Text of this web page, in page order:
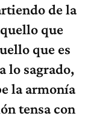
de la
que
que es
lo sagrado,
la armonía
tensa con